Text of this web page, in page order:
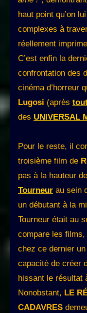
haut point qu’on
complexes à
réellement
C’est enfin la
confrontation des
cinéma d’horreur
Lugosi (après
des UNIVERSAL
Pour le reste, il
troisième film de
pas à la hauteur de
Tourneur au sein
un débutant à la
Tourneur était au
compare les
chez ce dernier
capacité de créer
hissant le résultat
Nonobstant, LE
CADAVRES